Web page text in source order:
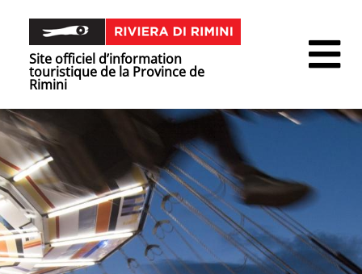
Site officiel d’information
touristique de la Province de
Rimini